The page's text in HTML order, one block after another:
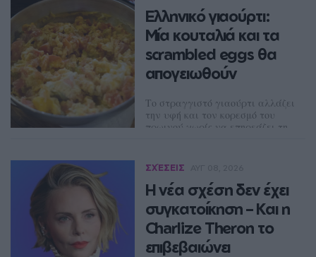
Ελληνικό γιαούρτι:
Μία κουταλιά και τα
scrambled eggs θα
απογειωθούν
Το στραγγιστό γιαούρτι αλλάζει
την υφή και τον κορεσμό του
πρωινού χωρίς να επηρεάζει τη
NEWSROOM
ΣΧΈΣΕΙΣ
Η νέα σχέση δεν έχει
συγκατοίκηση – Και η
Charlize Theron το
επιβεβαιώνει